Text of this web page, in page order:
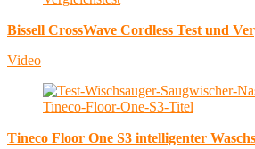
Bissell CrossWave Cordless Test und
Video
Tineco Floor One S3 intelligenter